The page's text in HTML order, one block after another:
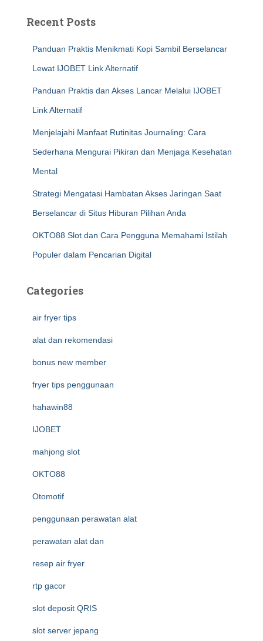
Recent Posts
Panduan Praktis Menikmati Kopi Sambil Berselancar
Lewat IJOBET Link Alternatif
Panduan Praktis dan Akses Lancar Melalui IJOBET
Link Alternatif
Menjelajahi Manfaat Rutinitas Journaling: Cara
Sederhana Mengurai Pikiran dan Menjaga Kesehatan
Mental
Strategi Mengatasi Hambatan Akses Jaringan Saat
Berselancar di Situs Hiburan Pilihan Anda
OKTO88 Slot dan Cara Pengguna Memahami Istilah
Populer dalam Pencarian Digital
Categories
air fryer tips
alat dan rekomendasi
bonus new member
fryer tips penggunaan
hahawin88
IJOBET
mahjong slot
OKTO88
Otomotif
penggunaan perawatan alat
perawatan alat dan
resep air fryer
rtp gacor
slot deposit QRIS
slot server jepang